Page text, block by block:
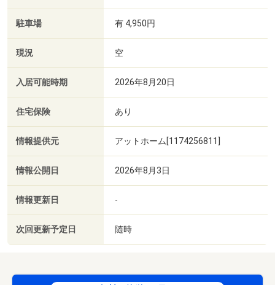
駐車場 有 4,950円
現況 空
入居可能時期 2026年8月20日
住宅保険 あり
情報提供元 アットホーム[1174256811]
情報公開日 2026年8月3日
情報更新日 -
次回更新予定日 随時